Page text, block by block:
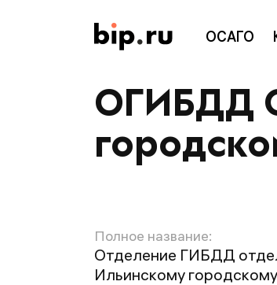
ОСАГО
ОГИБДД
Полное название:
Отделение ГИБДД
Ильинскому